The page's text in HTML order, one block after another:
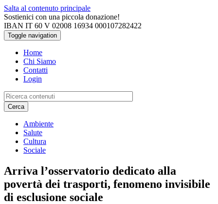
Salta al contenuto principale
Sostienici con una piccola donazione!
IBAN IT 60 V 02008 16934 000107282422
Toggle navigation
Home
Chi Siamo
Contatti
Login
Cerca
Ambiente
Salute
Cultura
Sociale
Arriva l’osservatorio dedicato alla
povertà dei trasporti, fenomeno invisibile
di esclusione sociale